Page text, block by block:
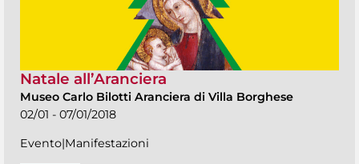
Natale all’Aranciera
Museo Carlo Bilotti Aranciera di Villa Borghese
02/01 - 07/01/2018
Evento|Manifestazioni